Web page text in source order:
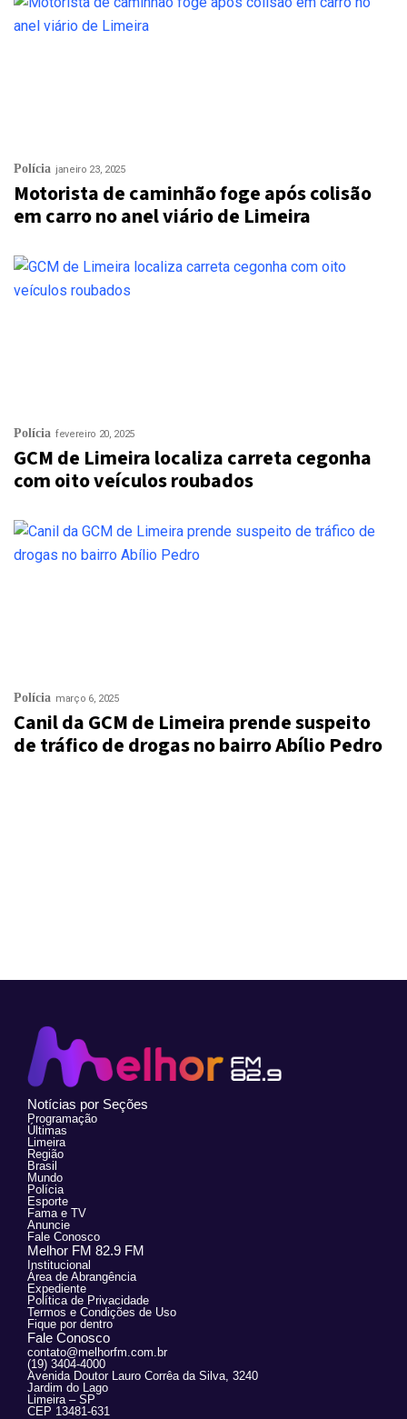
Polícia janeiro 23, 2025
Motorista de caminhão foge após colisão
em carro no anel viário de Limeira
Polícia fevereiro 20, 2025
GCM de Limeira localiza carreta cegonha
com oito veículos roubados
Polícia março 6, 2025
Canil da GCM de Limeira prende suspeito
de tráfico de drogas no bairro Abílio Pedro
Notícias por Seções
Programação
Últimas
Limeira
Região
Brasil
Mundo
Polícia
Esporte
Fama e TV
Anuncie
Fale Conosco
Melhor FM 82.9 FM
Institucional
Área de Abrangência
Expediente
Política de Privacidade
Termos e Condições de Uso
Fique por dentro
Fale Conosco
contato@melhorfm.com.br
(19) 3404-4000
Avenida Doutor Lauro Corrêa da Silva, 3240
Jardim do Lago
Limeira – SP
CEP 13481-631